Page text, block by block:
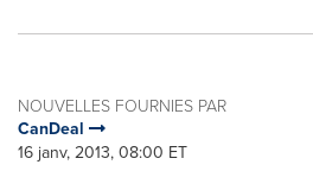
NOUVELLES FOURNIES PAR
CanDeal
16 janv, 2013, 08:00 ET